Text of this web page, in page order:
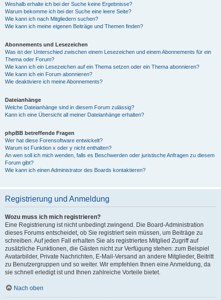
Weshalb erhalte ich bei der Suche keine Ergebnisse?
Warum bekomme ich bei der Suche eine leere Seite?
Wie kann ich nach Mitgliedern suchen?
Wie kann ich meine eigenen Beiträge und Themen finden?
Abonnements und Lesezeichen
Was ist der Unterschied zwischen einem Lesezeichen und einem Abonnements für ein
Thema oder Forum?
Wie kann ich ein Lesezeichen auf ein Thema setzen oder ein Thema abonnieren?
Wie kann ich ein Forum abonnieren?
Wie deaktiviere ich meine Abonnements?
Dateianhänge
Welche Dateianhänge sind in diesem Forum zulässig?
Kann ich eine Übersicht all meiner Dateianhänge erhalten?
phpBB betreffende Fragen
Wer hat diese Forensoftware entwickelt?
Warum ist Funktion x oder y nicht enthalten?
An wen soll ich mich wenden, falls es Beschwerden oder juristische Anfragen zu diesem
Forum gibt?
Wie kann ich einen Administrator des Boards kontaktieren?
Registrierung und Anmeldung
Wozu muss ich mich registrieren?
Eine Registrierung ist nicht unbedingt zwingend. Die Board-Administration
dieses Forums entscheidet, ob Sie registriert sein müssen, um Beiträge zu
schreiben. Auf jeden Fall erhalten Sie als registriertes Mitglied Zugriff auf
zusätzliche Funktionen, die Gästen nicht zur Verfügung stehen: zum Beispiel
Avatarbilder, Private Nachrichten, E-Mail-Versand an andere Mitglieder, Beitritt
zu Benutzergruppen und so weiter. Wir empfehlen Ihnen eine Anmeldung, da
sie schnell erledigt ist und Ihnen zahlreiche Vorteile bietet.
Nach oben